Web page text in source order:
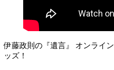
伊藤政則の『遺言』 オンライ
ッズ！